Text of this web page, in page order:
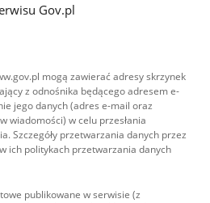
Gov.pl
mogą zawierać adresy skrzynek
z odnośnika będącego adresem e-
jego danych (adres e-mail oraz
wiadomości) w celu przesłania
Szczegóły przetwarzania danych przez
ich politykach przetwarzania danych
publikowane w serwisie (z